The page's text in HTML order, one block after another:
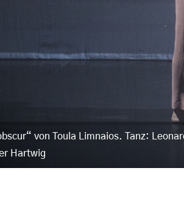
von Toula Limnaios. Tanz:
Hartwig